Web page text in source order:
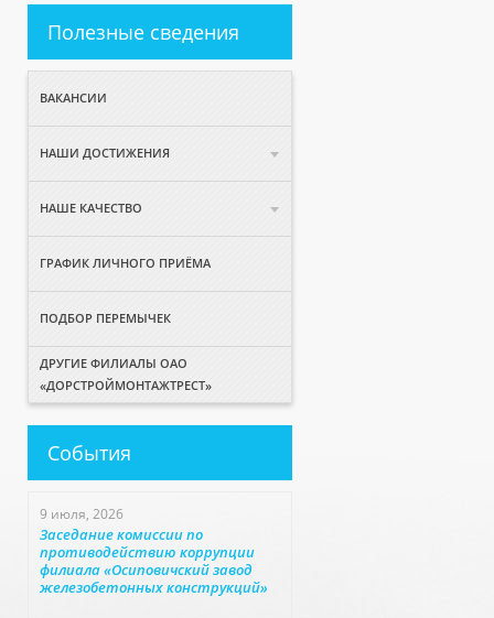
Полезные сведения
ВАКАНСИИ
НАШИ ДОСТИЖЕНИЯ
НАШЕ КАЧЕСТВО
ГРАФИК ЛИЧНОГО ПРИЁМА
ПОДБОР ПЕРЕМЫЧЕК
ДРУГИЕ ФИЛИАЛЫ ОАО
«ДОРСТРОЙМОНТАЖТРЕСТ»
События
9 июля, 2026
Заседание комиссии по
противодействию коррупции
филиала «Осиповичский завод
железобетонных конструкций»